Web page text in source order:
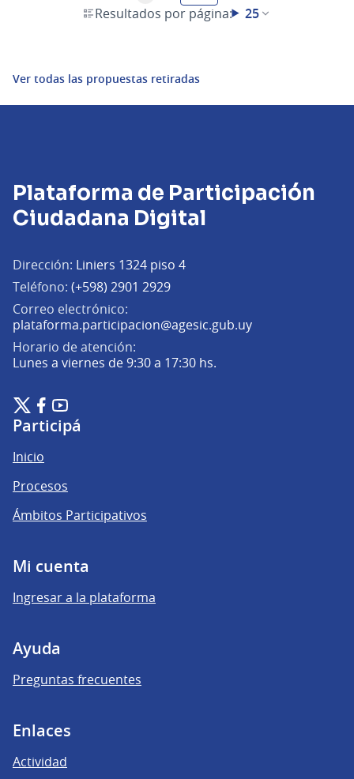
Resultados por página: 25
Ver todas las propuestas retiradas
Plataforma de Participación
Ciudadana Digital
Dirección: Liniers 1324 piso 4
Teléfono: (+598) 2901 2929
Correo electrónico:
plataforma.participacion@agesic.gub.uy(Abrir en una
Horario de atención:
Lunes a viernes de 9:30 a 17:30 hs.
Plataforma de Participación Ciudadana Digital en X
(Enlace externo)
Plataforma de Participación Ciudadana Digital en Facebook
(Enlace externo)
Plataforma de Participación Ciudadana Digital en
(Enlace externo)
Participá
Inicio
Procesos
Ámbitos Participativos
Mi cuenta
Ingresar a la plataforma
Ayuda
Preguntas frecuentes
Enlaces
Actividad